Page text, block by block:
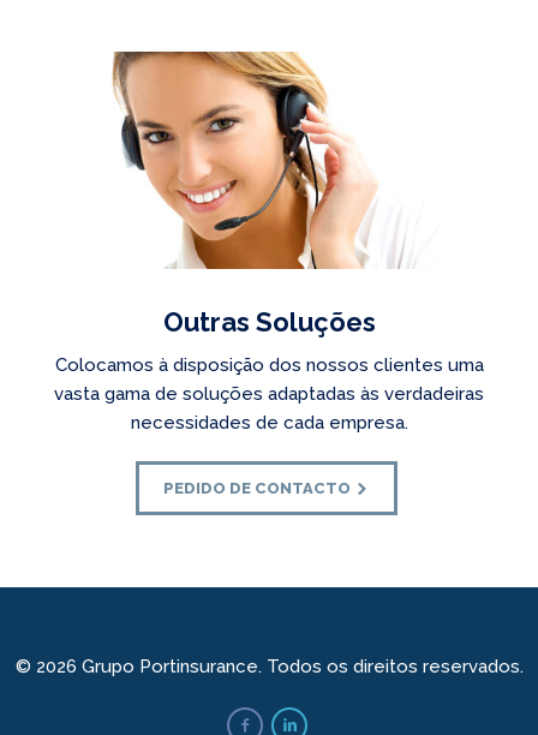
Outras Soluções
Colocamos à disposição dos nossos clientes uma
vasta gama de soluções adaptadas às verdadeiras
necessidades de cada empresa.
PEDIDO DE CONTACTO
© 2026 Grupo Portinsurance. Todos os direitos reservados.